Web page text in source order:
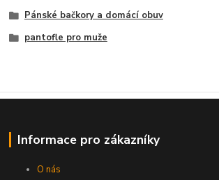
Pánské bačkory a domácí obuv
pantofle pro muže
Informace pro zákazníky
O nás